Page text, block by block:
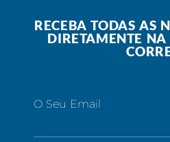
RECEBA TODAS AS
DIRETAMENTE
O Seu Email